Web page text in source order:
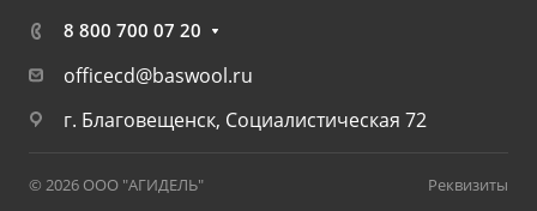
8 800 700 07 20
officecd@baswool.ru
г. Благовещенск, Социалистическая 72
© 2026 ООО "АГИДЕЛЬ"
Реквизиты